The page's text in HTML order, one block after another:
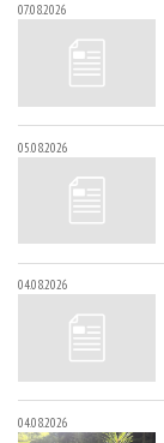
07.08.2026
05.08.2026
04.08.2026
04.08.2026